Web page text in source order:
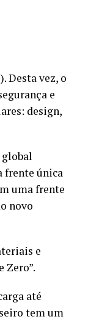
Desta vez, o
e
design,
frente única
uma frente
novo
e
Zero”.
até
tem um